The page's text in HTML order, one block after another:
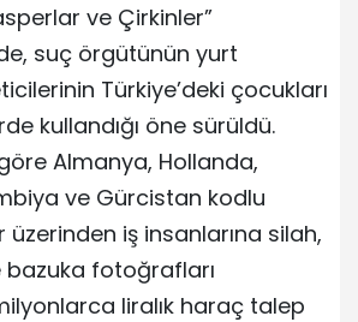
ve Çirkinler”
suç örgütünün yurt
Türkiye’deki çocukları
kullandığı öne sürüldü.
Almanya, Hollanda,
ve Gürcistan kodlu
iş insanlarına silah,
bazuka fotoğrafları
liralık haraç talep